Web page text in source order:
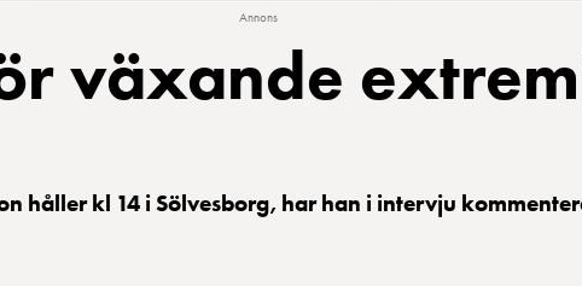
Annons
växande
håller kl 14 i Sölvesborg, har han i intervju